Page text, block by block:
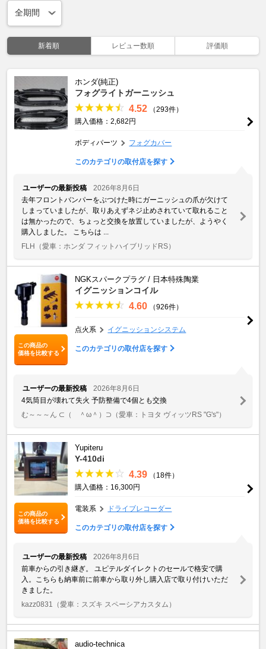
新着順 レビュー数順 評価順
ホンダ(純正)
フォグライトガーニッシュ
4.52
（293件）
購入価格：2,682円
ボディパーツ フォグカバー
このカテゴリの取付店を探す
ユーザーの最新投稿
2026年8月6日
去年フロントバンパーをぶつけた時にガーニッシュの爪が欠けて
しまっていましたが、取りあえずネジ止めされていて取れること
は無かったので、ちょっと交換を放置していましたが、ようやく
購入しました。 こちらは ...
FLH （愛車：ホンダ フィットハイブリッドRS）
この商品の
価格を比較する
NGKスパークプラグ / 日本特殊陶業
イグニッションコイル
4.60 （926件）
点火系 イグニッションシステム
このカテゴリの取付店を探す
ユーザーの最新投稿
2026年8月6日
4気筒目が壊れて失火 予防整備で4個とも交換
む～～～ん ⊂（ ＾ω＾）⊃ （愛車：トヨタ ヴィッツRS "G's"）
この商品の
価格を比較する
Yupiteru
Y-410di
4.39
（18件）
購入価格：16,300円
電装系 ドライブレコーダー
このカテゴリの取付店を探す
ユーザーの最新投稿
2026年8月6日
前車からの引き継ぎ。 ユピテルダイレクトのセールで格安で購
入。こちらも納車前に前車から取り外し購入店で取り付けいただ
きました。
kazz0831
（愛車：スズキ スペーシアカスタム）
audio-technica